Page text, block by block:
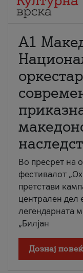
А1
Во пресрет на
фестивалот
претстави
централен дел
легендарната
„Билјан
Дознај